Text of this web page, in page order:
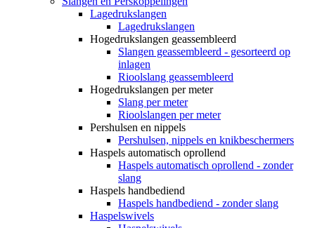
Lagedrukslangen
Lagedrukslangen
Hogedrukslangen geassembleerd
Slangen geassembleerd - gesorteerd op
inlagen
Rioolslang geassembleerd
Hogedrukslangen per meter
Slang per meter
Rioolslangen per meter
Pershulsen en nippels
Pershulsen, nippels en knikbeschermers
Haspels automatisch oprollend
Haspels automatisch oprollend - zonder
slang
Haspels handbediend
Haspels handbediend - zonder slang
Haspelswivels